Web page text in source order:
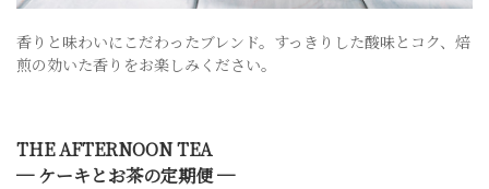
香りと味わいにこだわったブレンド。すっきりした酸味とコク、焙
煎の効いた香りをお楽しみください。
THE AFTERNOON TEA
─ ケーキとお茶の定期便 ─